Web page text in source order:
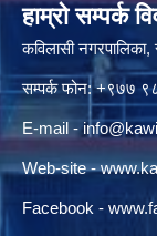
हाम्रो सम्पर्क
कविलासी
सम्पर्क फोन: +९७७
E-mail -
Web-site -
Facebook -